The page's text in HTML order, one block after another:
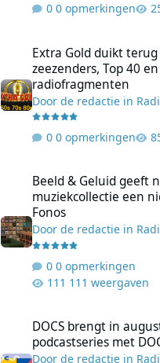
0 opmerkingen
Extra Gold duikt
zeezenders, Top 40
radiofragmenten
Door de redactiein
0 opmerkingen
Beeld & Geluid geeft
muziekcollectie een
Fonos
Door de redactiein
0 opmerkingen
111 weergaven
DOCS brengt in
podcastseries met
Door de redactiein